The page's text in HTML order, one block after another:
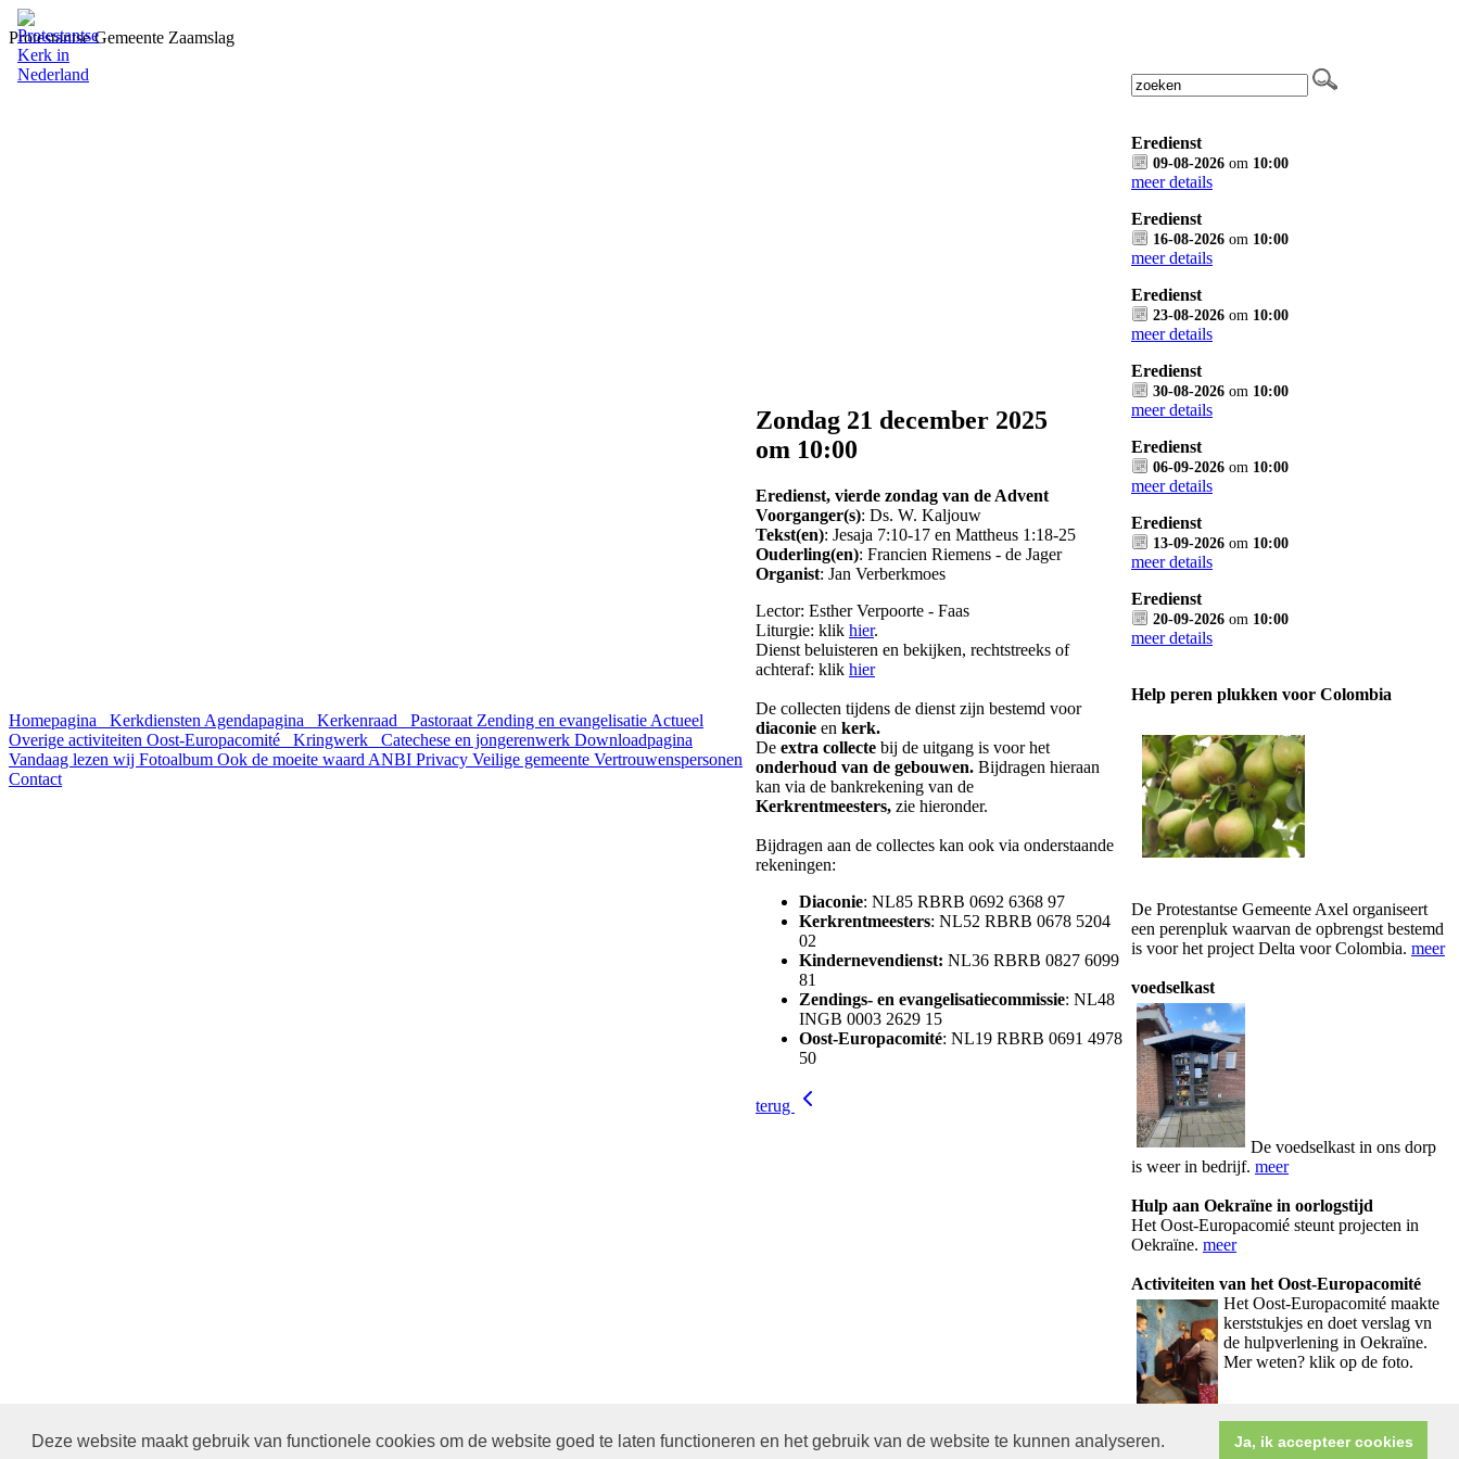
Deze website maakt gebruik van functionele cookies om de website goed te laten functioneren en het gebruik van de website te kunnen analyseren. Ja, ik accepteer cookies
Protestantse Gemeente Zaamslag
Homepagina Kerkdiensten Agendapagina Kerkenraad Pastoraat Zending en evangelisatie Actueel
Overige activiteiten Oost-Europacomité Kringwerk Catechese en jongerenwerk Downloadpagina
Vandaag lezen wij Fotoalbum Ook de moeite waard ANBI Privacy Veilige gemeente Vertrouwenspersonen
Contact
Zondag 21 december 2025
om 10:00
Eredienst, vierde zondag van de Advent
Voorganger(s): Ds. W. Kaljouw
Tekst(en): Jesaja 7:10-17 en Mattheus 1:18-25
Ouderling(en): Francien Riemens - de Jager
Organist: Jan Verberkmoes
Lector: Esther Verpoorte - Faas
Liturgie: klik hier.
Dienst beluisteren en bekijken, rechtstreeks of
achteraf: klik hier
De collecten tijdens de dienst zijn bestemd voor
diaconie en kerk.
De extra collecte bij de uitgang is voor het
onderhoud van de gebouwen. Bijdragen hieraan
kan via de bankrekening van de
Kerkrentmeesters, zie hieronder.
Bijdragen aan de collectes kan ook via onderstaande
rekeningen:
Diaconie: NL85 RBRB 0692 6368 97
Kerkrentmeesters: NL52 RBRB 0678 5204
02
Kindernevendienst: NL36 RBRB 0827 6099
81
Zendings- en evangelisatiecommissie: NL48
INGB 0003 2629 15
Oost-Europacomité: NL19 RBRB 0691 4978
50
terug
Eredienst
09-08-2026 om 10:00
meer details
Eredienst
16-08-2026 om 10:00
meer details
Eredienst
23-08-2026 om 10:00
meer details
Eredienst
30-08-2026 om 10:00
meer details
Eredienst
06-09-2026 om 10:00
meer details
Eredienst
13-09-2026 om 10:00
meer details
Eredienst
20-09-2026 om 10:00
meer details
Help peren plukken voor Colombia
De Protestantse Gemeente Axel organiseert
een perenpluk waarvan de opbrengst bestemd
is voor het project Delta voor Colombia. meer
voedselkast
De voedselkast in ons dorp
is weer in bedrijf. meer
Hulp aan Oekraïne in oorlogstijd
Het Oost-Europacomié steunt projecten in
Oekraïne. meer
Activiteiten van het Oost-Europacomité
Het Oost-Europacomité maakte
kerststukjes en doet verslag vn
de hulpverlening in Oekraïne.
Mer weten? klik op de foto.